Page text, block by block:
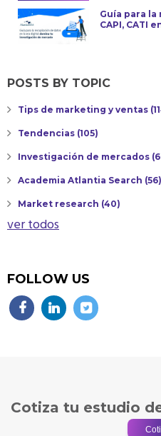
Guía para
CAPI, CATI
POSTS BY TOPIC
Tips de marketing y ventas
Tendencias (105)
Investigación de mercados
Academia Atlantia Search (56)
Market research (40)
ver todos
FOLLOW US
Cotiza tu estudio